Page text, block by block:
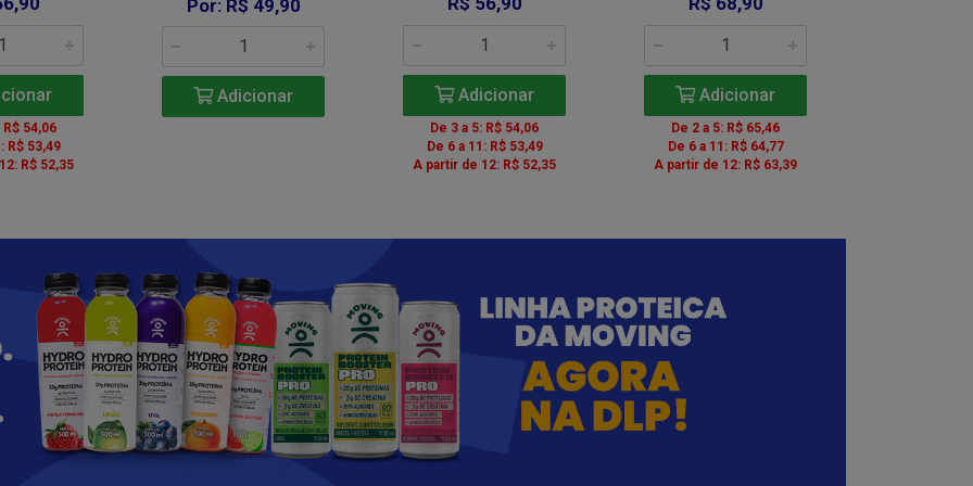
R$ 54,06
R$ 53,49
R$ 52,35
Por: R$ 49,90
Adicionar Adicionar
De 3 a 5: R$ 54,06
De 6 a 11: R$ 53,49
A partir de 12: R$ 52,35
Adicionar
De 2 a 5: R$ 65,46
De 6 a 11: R$ 64,77
A partir de 12: R$ 63,39